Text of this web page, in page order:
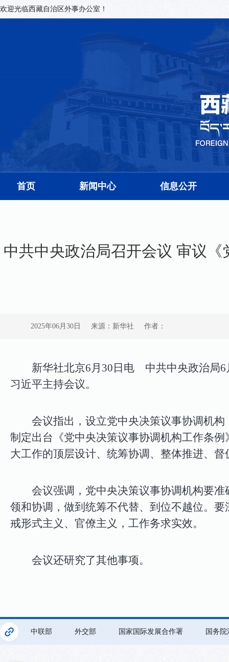
欢迎光临西藏自治区外事办公室！
首页 新闻中心 信息公开
中共中央政治局召开会议 审议
2025年06月30日 来源：新华社 作者：
新华社北京6月30日电 中共中央政治局6
习近平主持会议。
会议指出，设立党中央决策议事协调机
制定出台《党中央决策议事协调机构工作条
大工作的顶层设计、统筹协调、整体推进、
会议强调，党中央决策议事协调机构要
领和协调，做到统筹不代替、到位不越位。
戒形式主义、官僚主义，工作务求实效。
会议还研究了其他事项。
中联部 外交部 国家国际发展合作署 国务